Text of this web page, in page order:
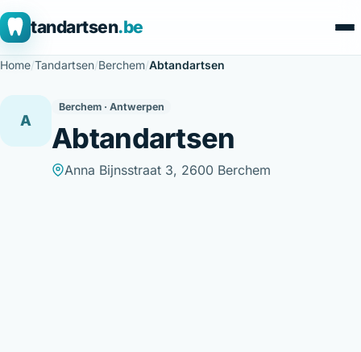
tandartsen.be
Home/Tandartsen/Berchem/Abtandartsen
A
Berchem · Antwerpen
Abtandartsen
Anna Bijnsstraat 3, 2600 Berchem